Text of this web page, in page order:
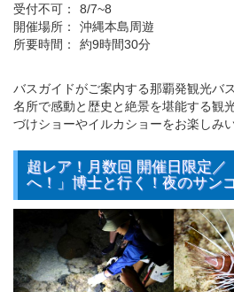
受付不可：
8/7~8
開催場所：
沖縄本島周遊
所要時間：
約9時間30分
バスガイドがご案内する那覇発観光バ
名所で感動と歴史と絶景を堪能する観
づけショーやイルカショーをお楽しみ
超レア！月数回 開催日限定
へ！」博士と行く！夜のサン